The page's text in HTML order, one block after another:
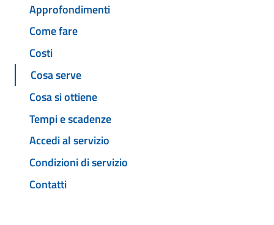
Approfondimenti
Come fare
Costi
Cosa serve
Cosa si ottiene
Tempi e scadenze
Accedi al servizio
Condizioni di servizio
Contatti